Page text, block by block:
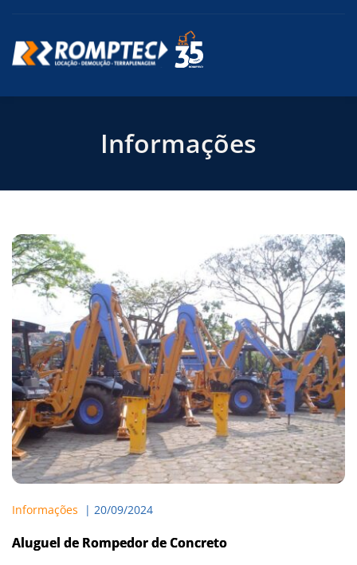
Informações
Informações
  |
20/09/2024
Aluguel de Rompedor de Concreto